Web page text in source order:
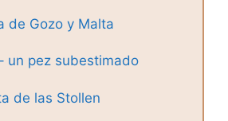
de Gozo y Malta
un pez subestimado
de las Stollen